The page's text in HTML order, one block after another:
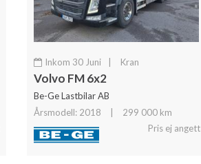
Inkom 30 Juni Kran
Volvo FM 6x2
Be-Ge Lastbilar AB
Årsmodell: 2018
299 000 km
Pris ej angett